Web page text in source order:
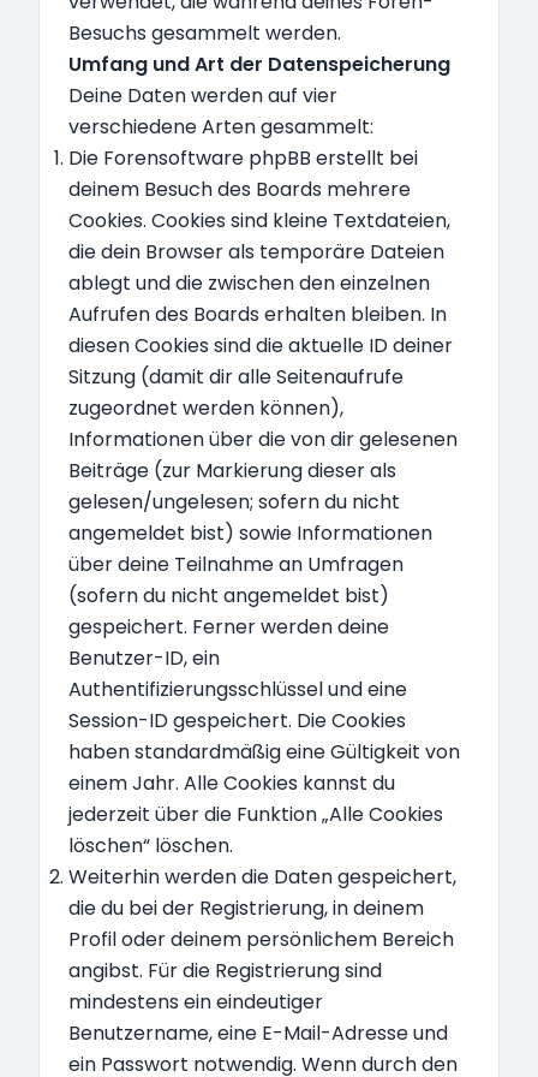
Besuchs gesammelt werden.
Umfang und Art der Datenspeicherung
Deine Daten werden auf vier
verschiedene Arten gesammelt:
Die Forensoftware phpBB erstellt bei
deinem Besuch des Boards mehrere
Cookies. Cookies sind kleine Textdateien,
die dein Browser als temporäre Dateien
ablegt und die zwischen den einzelnen
Aufrufen des Boards erhalten bleiben. In
diesen Cookies sind die aktuelle ID deiner
Sitzung (damit dir alle Seitenaufrufe
zugeordnet werden können),
Informationen über die von dir gelesenen
Beiträge (zur Markierung dieser als
gelesen/ungelesen; sofern du nicht
angemeldet bist) sowie Informationen
über deine Teilnahme an Umfragen
(sofern du nicht angemeldet bist)
gespeichert. Ferner werden deine
Benutzer-ID, ein
Authentifizierungsschlüssel und eine
Session-ID gespeichert. Die Cookies
haben standardmäßig eine Gültigkeit von
einem Jahr. Alle Cookies kannst du
jederzeit über die Funktion „Alle Cookies
löschen“ löschen.
Weiterhin werden die Daten gespeichert,
die du bei der Registrierung, in deinem
Profil oder deinem persönlichem Bereich
angibst. Für die Registrierung sind
mindestens ein eindeutiger
Benutzername, eine E-Mail-Adresse und
ein Passwort notwendig. Wenn durch den